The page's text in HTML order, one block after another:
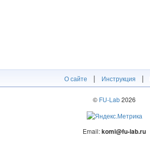
О сайте | Инструкция |
© FU-Lab2026
Email:komi@fu-lab.ru